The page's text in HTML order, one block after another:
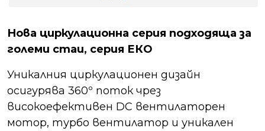
Нова циркулационна серия подходяща за
големи стаи, серия ЕКО
Уникалния циркулационен дизайн
осигурява 360º поток чрез
високоефективен DC вентилаторен
мотор, турбо вентилатор и уникален